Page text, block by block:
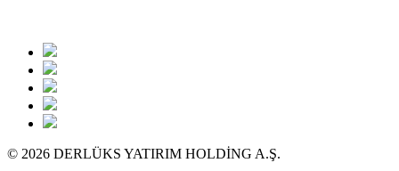
© 2026 DERLÜKS YATIRIM HOLDİNG A.Ş.